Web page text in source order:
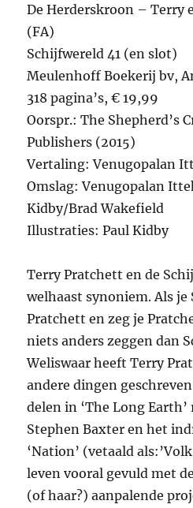
De Herderskroon – Terry
(FA)
Schijfwereld 41 (en slot)
Meulenhoff Boekerij bv,
318 pagina’s, € 19,99
Oorspr.: The Shepherd’s
Publishers (2015)
Vertaling: Venugopalan
Omslag: Venugopalan
Kidby/Brad Wakefield
Illustraties: Paul Kidby
Terry Pratchett en de
welhaast synoniem. Als je
Pratchett en zeg je
niets anders zeggen dan
Weliswaar heeft Terry
andere dingen
delen in ‘The Long
Stephen Baxter en het
‘Nation’ (vetaald
leven vooral gevuld met
(of haar?) aanpalende